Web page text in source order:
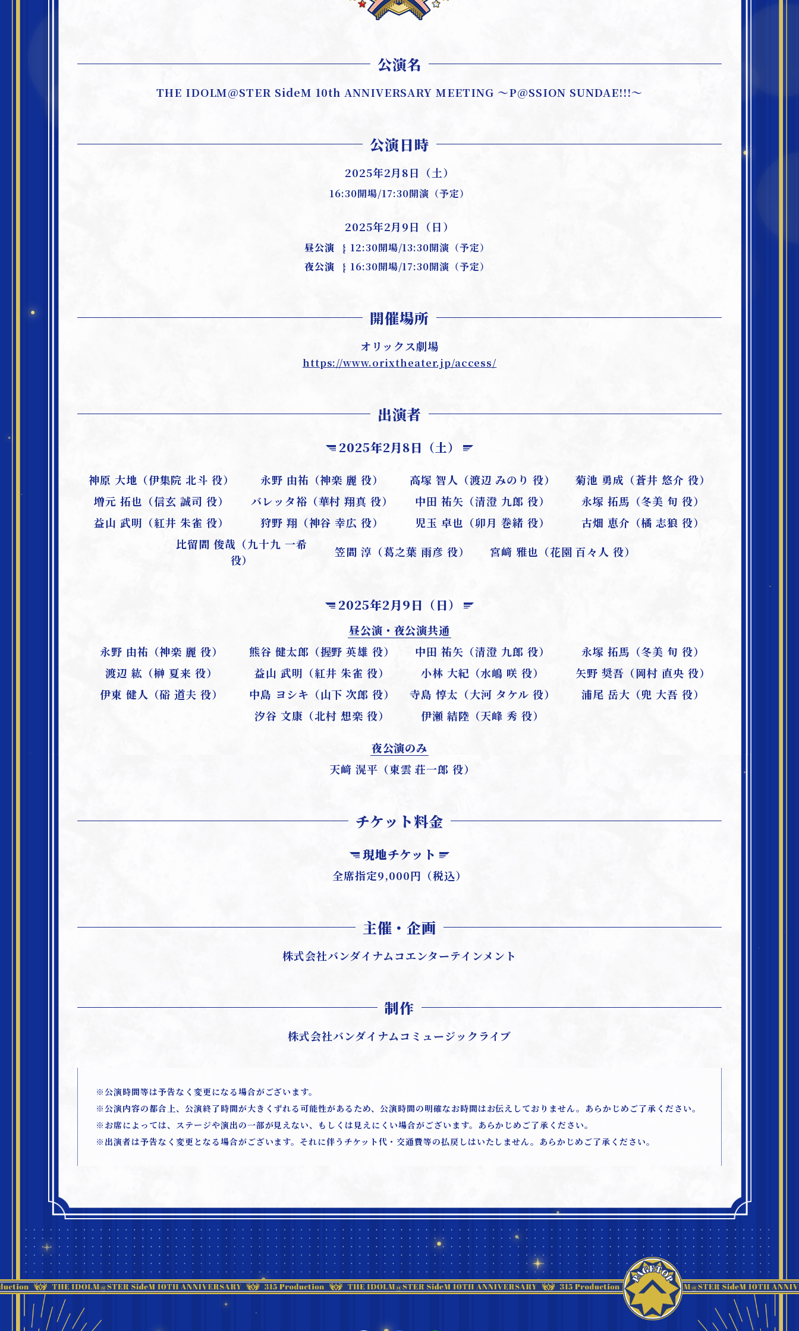
公演名
THE IDOLM@STER SideM 10th ANNIVERSARY MEETING ～P@SSION SUNDAE!!!～
公演日時
2025年2月8日（土）
16:30開場/17:30開演（予定）
2025年2月9日（日）
昼公演
12:30開場/13:30開演（予定）
夜公演
16:30開場/17:30開演（予定）
開催場所
オリックス劇場
https://www.orixtheater.jp/access/
出演者
2025年2月8日（土）
神原 大地（伊集院 北斗 役） 永野 由祐（神楽 麗 役） 高塚 智人（渡辺 みのり 役）
菊池 勇成（蒼井 悠介 役）
増元 拓也（信玄 誠司 役）
バレッタ裕（華村 翔真 役） 中田 祐矢（清澄 九郎 役）
永塚 拓馬（冬美 旬 役）
益山 武明（紅井 朱雀 役）
狩野 翔（神谷 幸広 役） 児玉 卓也（卯月 巻緒 役）
古畑 恵介（橘 志狼 役）
比留間 俊哉（九十九 一希
役）
笠間 淳（葛之葉 雨彦 役） 宮﨑 雅也（花園 百々人 役）
2025年2月9日（日）
昼公演・夜公演共通
永野 由祐（神楽 麗 役）
熊谷 健太郎（握野 英雄 役） 中田 祐矢（清澄 九郎 役）
永塚 拓馬（冬美 旬 役）
渡辺 紘（榊 夏来 役）
益山 武明（紅井 朱雀 役） 小林 大紀（水嶋 咲 役）
矢野 奨吾（岡村 直央 役）
伊東 健人（硲 道夫 役）
中島 ヨシキ（山下 次郎 役） 寺島 惇太（大河 タケル 役）
浦尾 岳大（兜 大吾 役）
汐谷 文康（北村 想楽 役）
伊瀬 結陸（天峰 秀 役）
夜公演のみ
天﨑 滉平（東雲 荘一郎 役）
チケット料金
現地チケット
全席指定9,000円（税込）
主催・企画
株式会社バンダイナムコエンターテインメント
制作
株式会社バンダイナムコミュージックライブ
※公演時間等は予告なく変更になる場合がございます。
※公演内容の都合上、公演終了時間が大きくずれる可能性があるため、公演時間の明確なお時間はお伝えしておりません。あらかじめご了承ください。
※お席によっては、ステージや演出の一部が見えない、もしくは見えにくい場合がございます。あらかじめご了承ください。
※出演者は予告なく変更となる場合がございます。それに伴うチケット代・交通費等の払戻しはいたしません。あらかじめご了承ください。